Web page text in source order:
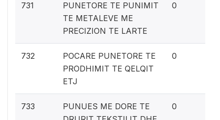
731
PUNETORE TE PUNIMIT
TE METALEVE ME
PRECIZION TE LARTE
0
732
POCARE PUNETORE TE
PRODHIMIT TE QELQIT
ETJ
0
733
PUNUES ME DORE TE
0